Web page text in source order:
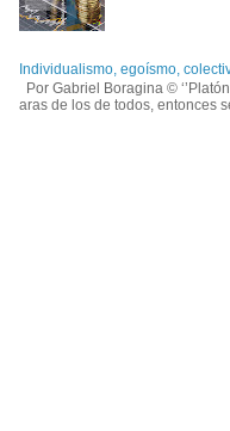
Individualismo, egoísmo,
Por Gabriel Boragina ©
aras de los de todos, entonces